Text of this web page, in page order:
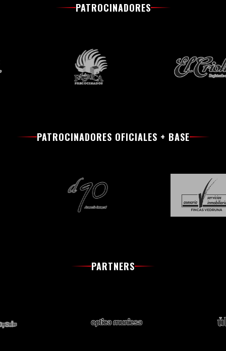
PATROCINADORES
PATROCINADORES OFICIALES + BASE
PARTNERS